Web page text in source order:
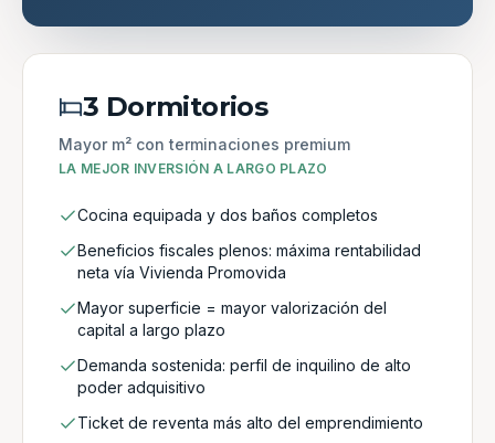
3 Dormitorios
Mayor m² con terminaciones premium
LA MEJOR INVERSIÓN A LARGO PLAZO
Cocina equipada y dos baños completos
Beneficios fiscales plenos: máxima rentabilidad
neta vía Vivienda Promovida
Mayor superficie = mayor valorización del
capital a largo plazo
Demanda sostenida: perfil de inquilino de alto
poder adquisitivo
Ticket de reventa más alto del emprendimiento